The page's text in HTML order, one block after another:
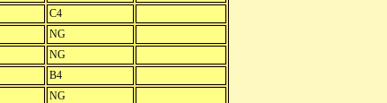
C4
NG
NG
B4
NG